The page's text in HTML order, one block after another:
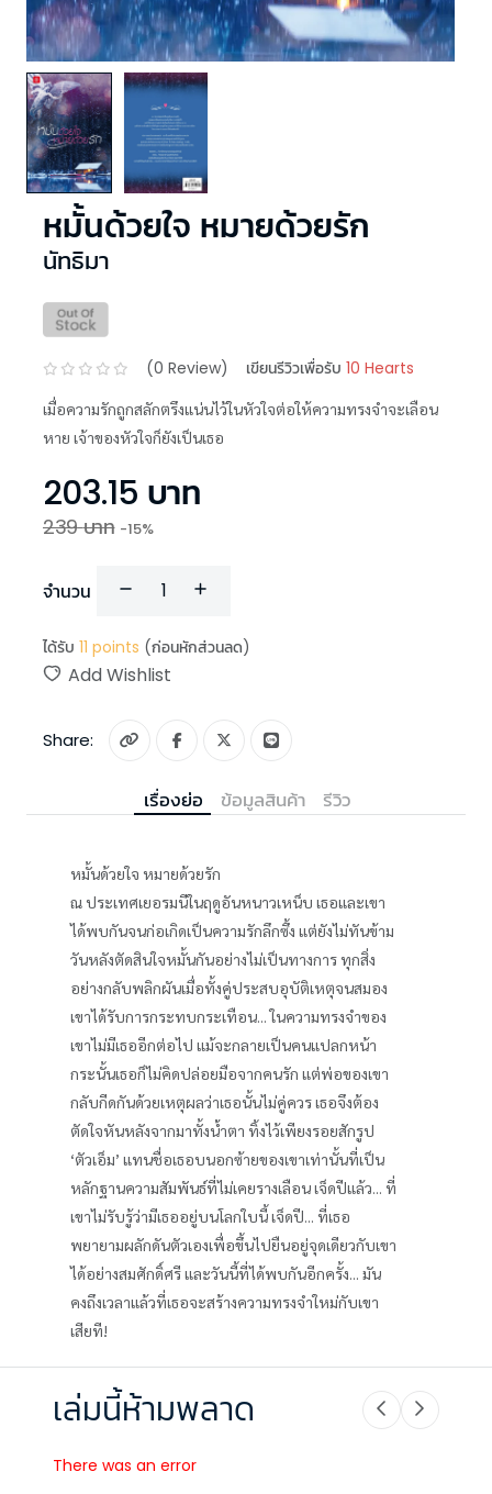
หมั้นด้วยใจ หมายด้วยรัก
นัทธิมา
(0 Review) เขียนรีวิวเพื่อรับ 10 Hearts
เมื่อความรักถูกสลักตรึงแน่นไว้ในหัวใจต่อให้ความทรงจำจะเลือน
หาย เจ้าของหัวใจก็ยังเป็นเธอ
203.15 บาท
239บาท -15%
จำนวน
ได้รับ 11 points (ก่อนหักส่วนลด)
Add Wishlist
Share:
เรื่องย่อ ข้อมูลสินค้า รีวิว
หมั้นด้วยใจ หมายด้วยรัก
ณ ประเทศเยอรมนีในฤดูอันหนาวเหน็บ เธอและเขา
ได้พบกันจนก่อเกิดเป็นความรักลึกซึ้ง แต่ยังไม่ทันข้าม
วันหลังตัดสินใจหมั้นกันอย่างไม่เป็นทางการ ทุกสิ่ง
อย่างกลับพลิกผันเมื่อทั้งคู่ประสบอุบัติเหตุจนสมอง
เขาได้รับการกระทบกระเทือน... ในความทรงจำของ
เขาไม่มีเธออีกต่อไป แม้จะกลายเป็นคนแปลกหน้า
กระนั้นเธอก็ไม่คิดปล่อยมือจากคนรัก แต่พ่อของเขา
กลับกีดกันด้วยเหตุผลว่าเธอนั้นไม่คู่ควร เธอจึงต้อง
ตัดใจหันหลังจากมาทั้งน้ำตา ทิ้งไว้เพียงรอยสักรูป
‘ตัวเอ็ม’ แทนชื่อเธอบนอกซ้ายของเขาเท่านั้นที่เป็น
หลักฐานความสัมพันธ์ที่ไม่เคยรางเลือน เจ็ดปีแล้ว... ที่
เขาไม่รับรู้ว่ามีเธออยู่บนโลกใบนี้ เจ็ดปี... ที่เธอ
พยายามผลักดันตัวเองเพื่อขึ้นไปยืนอยู่จุดเดียวกับเขา
ได้อย่างสมศักดิ์ศรี และวันนี้ที่ได้พบกันอีกครั้ง... มัน
คงถึงเวลาแล้วที่เธอจะสร้างความทรงจำใหม่กับเขา
เสียที!
เล่มนี้ห้ามพลาด
There was an error